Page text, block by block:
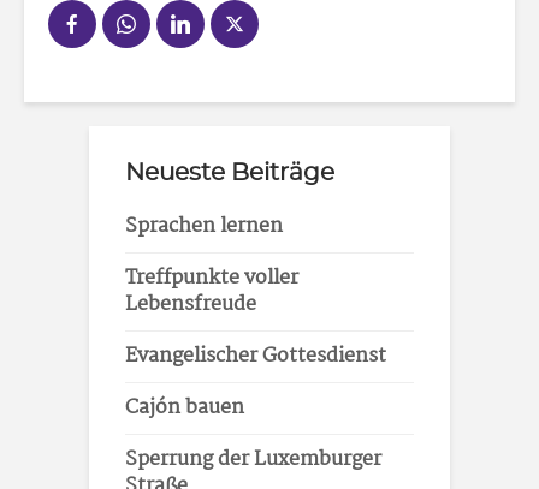
Neueste Beiträge
Sprachen lernen
Treffpunkte voller
Lebensfreude
Evangelischer Gottesdienst
Cajón bauen
Sperrung der Luxemburger